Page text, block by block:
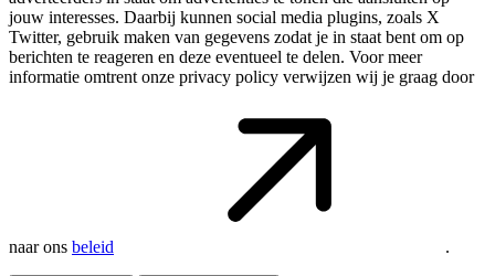
jouw interesses. Daarbij kunnen social media plugins, zoals X
Twitter, gebruik maken van gegevens zodat je in staat bent om op
berichten te reageren en deze eventueel te delen. Voor meer
informatie omtrent onze privacy policy verwijzen wij je graag door
naar ons beleid .